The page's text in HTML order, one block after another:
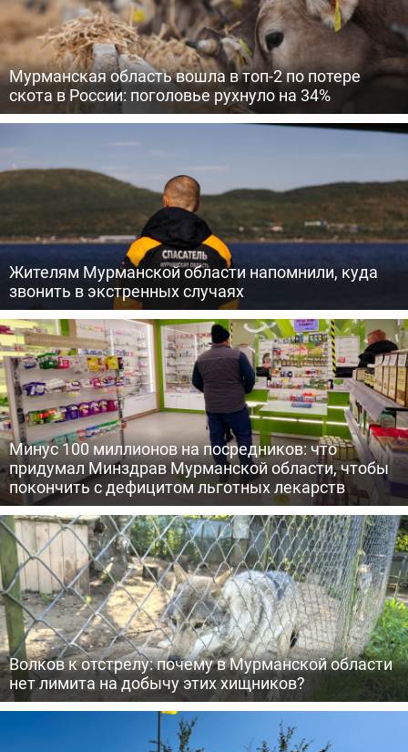
Мурманская область вошла в топ-2 по потере
скота в России: поголовье рухнуло на 34%
Жителям Мурманской области напомнили, куда
звонить в экстренных случаях
Минус 100 миллионов на посредников: что
придумал Минздрав Мурманской области, чтобы
покончить с дефицитом льготных лекарств
Волков к отстрелу: почему в Мурманской области
нет лимита на добычу этих хищников?